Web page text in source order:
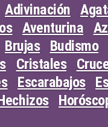
Adivinación
Aventurina
Brujas Budismo
Cristales
Escarabajos